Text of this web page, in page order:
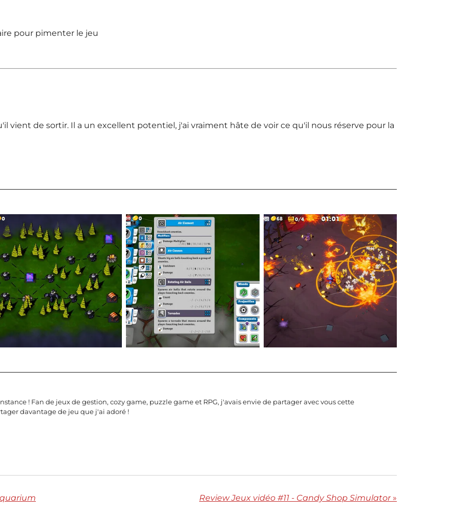
pour pimenter le jeu
vient de sortir. Il a un excellent potentiel, j'ai vraiment hâte de voir ce qu'il nous réserve pour la
! Fan de jeux de gestion, cozy game, puzzle game et RPG, j'avais envie de partager avec vous cette
davantage de jeu que j'ai adoré !
Review Jeux vidéo #11 - Candy Shop Simulator »